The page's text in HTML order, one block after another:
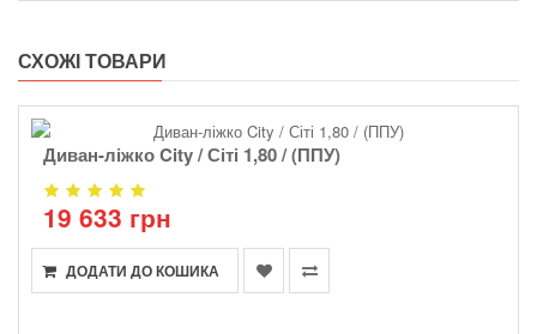
СХОЖІ ТОВАРИ
Диван-ліжко City / Сіті 1,80 / (ППУ)
19 633 грн
ДОДАТИ ДО КОШИКА